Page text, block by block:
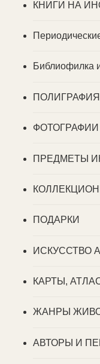
КНИГИ НА
Библиофилка
ПОЛИГРАФИЯ
ФОТОГРАФИИ
ПРЕДМЕТЫ
ПОДАРКИ
ИСКУССТВО
КАРТЫ,
ЖАНРЫ
АВТОРЫ И